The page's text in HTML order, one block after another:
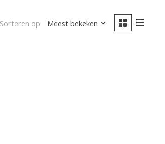
Sorteren op Meest bekeken